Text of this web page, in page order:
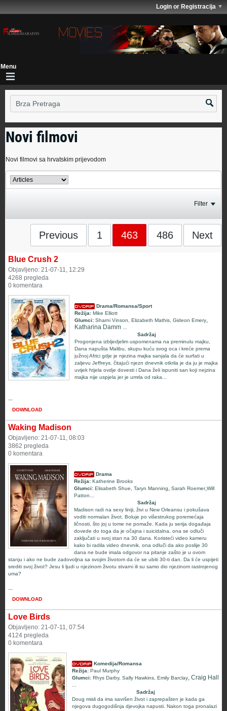
Login or Registracija
Novi filmovi
Novi filmovi sa hrvatskim prijevodom
Filter
Previous 1 463 486 Next
Blue Crush 2
Objavljeno: 21-07-11, 12:29
4268 pregleda
0 komentara
Drama/Romansa/Sport
Režija: Mike Elliott
Glumci: Sharni Vinson Elizabeth Mathis Gideon Emery,
Katharina Damm
Sadržaj
Progonjena izbljedjelim uspomenama na preminulu majku,
Dana napušta Malibu, skupu kuću svog oca i kreće prema
južnoj Africi gdje je njezina majka sanjala da će surfati u
zaljevu Jeffreys. čitajući njezn dnevnik otkrila je da ju je majka
uvijek htjela ovdje dovesti i Dana želi ispuniti san koji nejzina
majka nije uspjela jer je umrla od raka...
...
DOWNLOAD
Waking Madison
Objavljeno: 21-07-11, 08:03
3862 pregleda
0 komentara
Drama
Režija: Katherine Brooks
Glumci: Elisabeth Shue Taryn Manning, Sarah Roemer,Will
Patton
Sadržaj
Madison radi na sexy liniji, živi u New Orleansu i pokušava
voditi normalan život. Boluje po višestrukog poremećaja
ličnosti, što joj u tome ne pomaže. Kada ju serija događaja
dovede do toga da je očajna i suicidalna, ona se odluči
zaključati u svoj stan na 30 dana. Koristeći video kameru
kako bi radila video dnevnik, ona odluči da ako poslije 30
dana ne bude imala odgovor na pitanje zašto je u ovom
stanju i ako ne bude zadovoljna sa svojim životom da će se ubiti 30-ti dan. Da li će uspijeti
srediti svoj život? Jesu li ljudi u njezinom životu stvarni ili su samo dio njezinom rastrojenog
uma?
...
DOWNLOAD
Love Birds
Objavljeno: 21-07-11, 07:54
4124 pregleda
0 komentara
Komedija/Romansa
Režija: Paul Murphy
Glumci: Rhys Darby, Sally Hawkins Emily Barclay, Craig Hall
Sadržaj
Doug misli da ima savršen život i zaprepašten je kada ga
njegova dugogodišnja djevojka napusti. Nakon toga pronalazi